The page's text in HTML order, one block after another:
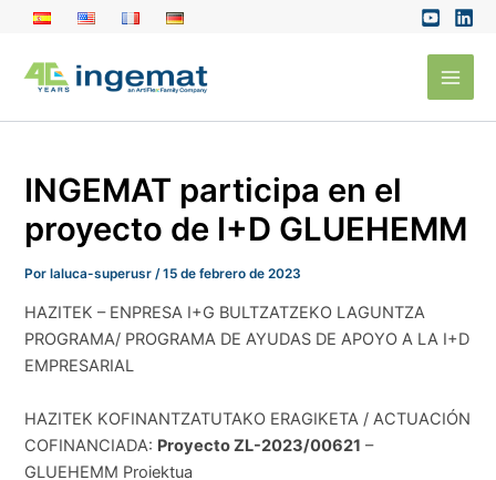
contenido
Main
INGEMAT participa en el
proyecto de I+D GLUEHEMM
Porlaluca-superusr /15 de febrero de 2023
HAZITEK – ENPRESA I+G BULTZATZEKO LAGUNTZA
PROGRAMA/ PROGRAMA DE AYUDAS DE APOYO A LA I+D
EMPRESARIAL
HAZITEK KOFINANTZATUTAKO ERAGIKETA / ACTUACIÓN
COFINANCIADA: Proyecto ZL-2023/00621 –
GLUEHEMM Proiektua